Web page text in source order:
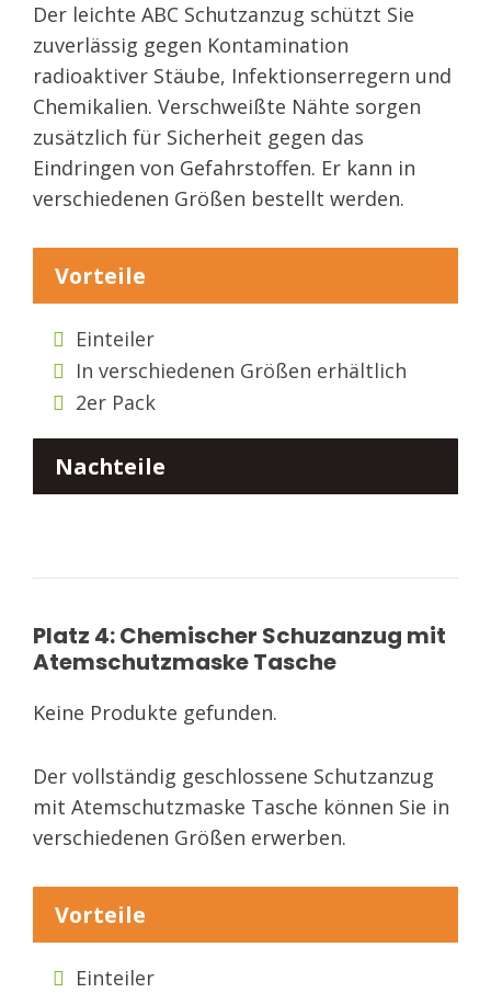
Der leichte ABC Schutzanzug schützt Sie
zuverlässig gegen Kontamination
radioaktiver Stäube, Infektionserregern und
Chemikalien. Verschweißte Nähte sorgen
zusätzlich für Sicherheit gegen das
Eindringen von Gefahrstoffen. Er kann in
verschiedenen Größen bestellt werden.
Vorteile
Einteiler
In verschiedenen Größen erhältlich
2er Pack
Nachteile
Platz 4: Chemischer Schuzanzug mit
Atemschutzmaske Tasche
Keine Produkte gefunden.
Der vollständig geschlossene Schutzanzug
mit Atemschutzmaske Tasche können Sie in
verschiedenen Größen erwerben.
Vorteile
Einteiler